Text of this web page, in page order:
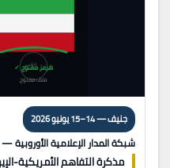
هرمز مفتوح ✓
☢
ملف مفتوح
جنيف — 14–15 يونيو 2026
شبكة المدار الإعلامية